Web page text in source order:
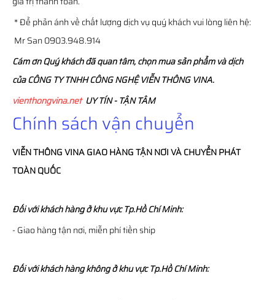
* Để phản ánh về chất lượng dịch vụ quý khách vui lòng liên hệ:
Mr San 0903.948.914
Cám ơn Quý khách đã quan tâm, chọn mua sản phẩm và dịch
của CÔNG TY TNHH CÔNG NGHỆ VIỄN THÔNG VINA.
vienthongvina.netUY TÍN - TẬN TÂM
Chính sách vận chuyển
VIỄN THÔNGVINAGIAO HÀNG TẬN NƠI VÀ CHUYỂN PHÁT
TOÀN QUỐC
Đối với khách hàng ở khu vực Tp.Hồ Chí Minh:
- Giao hàng tận nơi, miễn phí tiền ship
Đối với khách hàng không ở khu vực Tp.Hồ Chí Minh: